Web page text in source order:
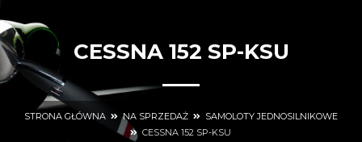
CESSNA 152 SP-KSU
STRONA GŁÓWNA NA SPRZEDAŻ
SAMOLOTY JEDNOSILNIKOWE
CESSNA 152 SP-KSU